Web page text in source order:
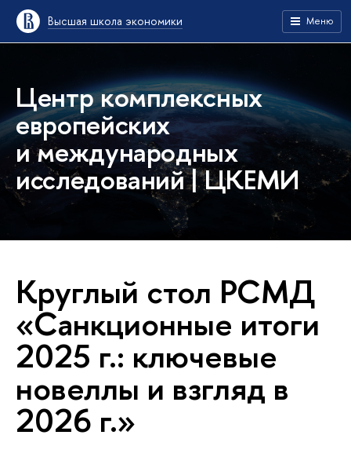
Высшая школа экономики Меню
Центр комплексных
европейских
и международных
исследований | ЦКЕМИ
Круглый стол РСМД
«Санкционные итоги
2025 г.: ключевые
новеллы и взгляд в
2026 г.»